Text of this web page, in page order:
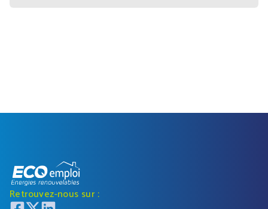
Retrouvez-nous sur :